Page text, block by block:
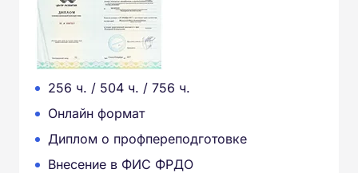
256 ч. / 504 ч. / 756 ч.
Онлайн формат
Диплом о профпереподготовке
Внесение в ФИС ФРДО